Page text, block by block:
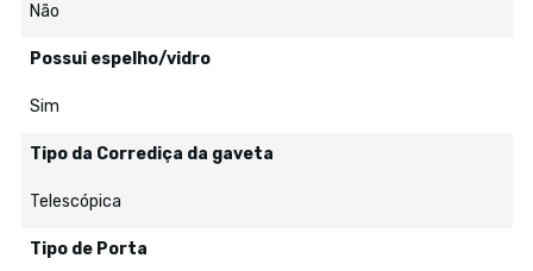
Não
Possui espelho/vidro
Sim
Tipo da Corrediça da gaveta
Telescópica
Tipo de Porta